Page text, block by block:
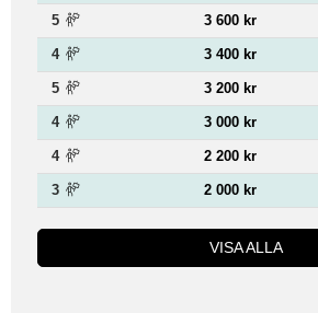
5 3 600 kr
4 3 400 kr
5 3 200 kr
4 3 000 kr
4 2 200 kr
3 2 000 kr
VISA ALLA